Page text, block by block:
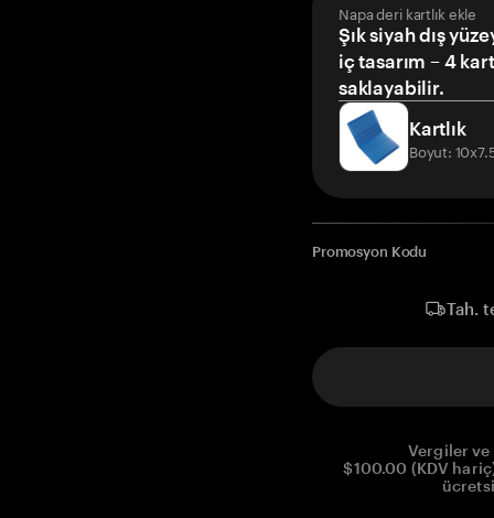
Napa deri kartlık ekle
Şık siyah dış
iç tasarım – 4
saklayabilir.
Kartlık
Boyut:
Promosyon Kodu
Tah.
Vergiler
$100.00 (KDV